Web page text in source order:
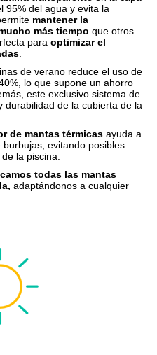
95% del agua y evita la
mantener la
más tiempo que otros
para optimizar el
.
de verano reduce el uso de
lo que supone un ahorro
este exclusivo sistema de
durabilidad de la cubierta de la
de mantas térmicas ayuda a
evitando posibles
la piscina.
todas las mantas
adaptándonos a cualquier